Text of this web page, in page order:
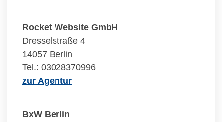
Rocket Website GmbH
Dresselstraße 4
14057 Berlin
Tel.: 03028370996
zur Agentur
BxW Berlin